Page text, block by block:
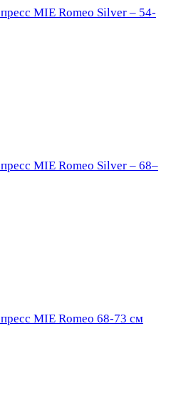
MIE Romeo Silver – 54-
MIE Romeo Silver – 68–
MIE Romeo 68-73 см